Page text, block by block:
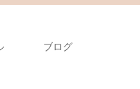
ブログ